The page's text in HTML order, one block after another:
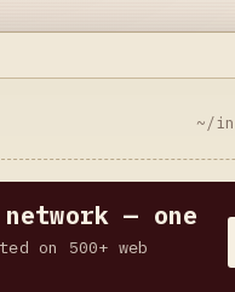
~/
— one
on 500+ web